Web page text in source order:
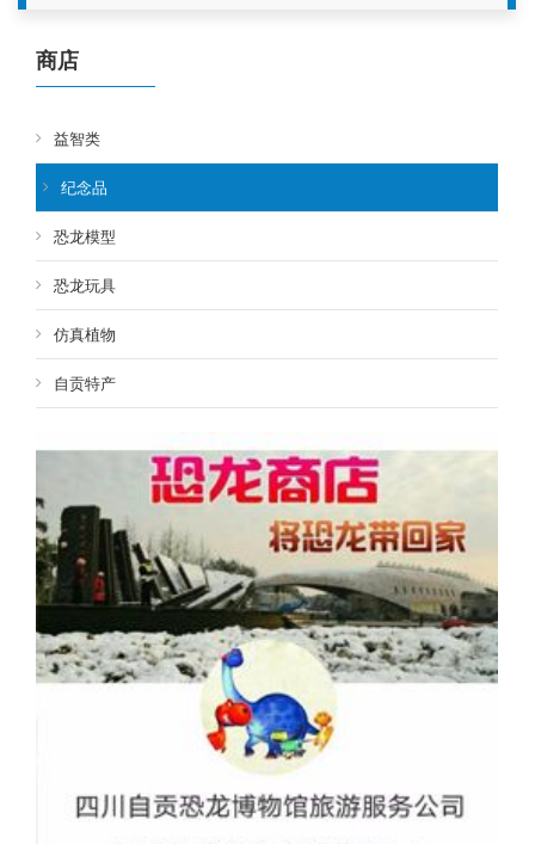
商店
益智类
纪念品
恐龙模型
恐龙玩具
仿真植物
自贡特产